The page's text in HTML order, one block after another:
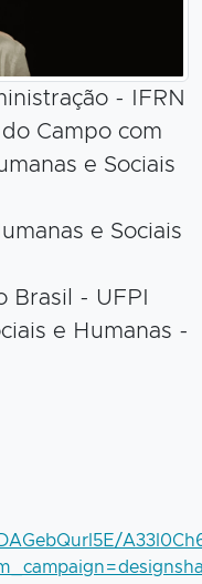
- IFRN
Campo com
e Sociais
e Sociais
Brasil - UFPI
e Humanas -